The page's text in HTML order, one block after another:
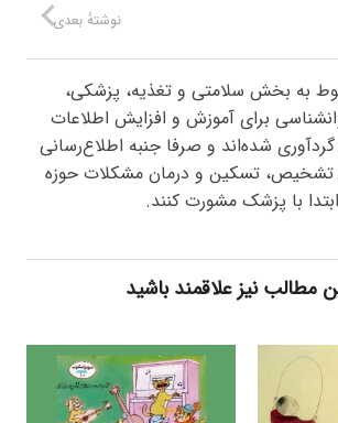
نوشتهٔ بعدی
به بخش سلامتی و تغذیه، پزشکی،
برای آموزش و افزایش اطلاعات
گردآوری شده‌اند و صرفا جنبه اطلاع‌رسانی
تشخیص، تسکین و درمان مشکلات حوزه
با پزشک مشورت کنند.
نیز علاقمند باشید